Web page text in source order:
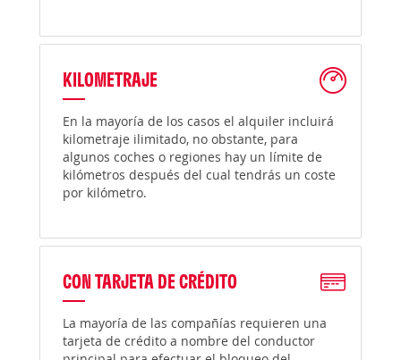
KILOMETRAJE
En la mayoría de los casos el alquiler incluirá
kilometraje ilimitado, no obstante, para
algunos coches o regiones hay un límite de
kilómetros después del cual tendrás un coste
por kilómetro.
CON TARJETA DE CRÉDITO
La mayoría de las compañías requieren una
tarjeta de crédito a nombre del conductor